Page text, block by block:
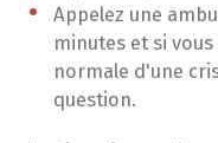
Appelez une
minutes et si
normale d'une
question.